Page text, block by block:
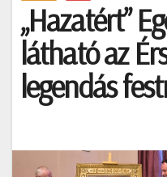
„Hazatért”
látható az
legendás